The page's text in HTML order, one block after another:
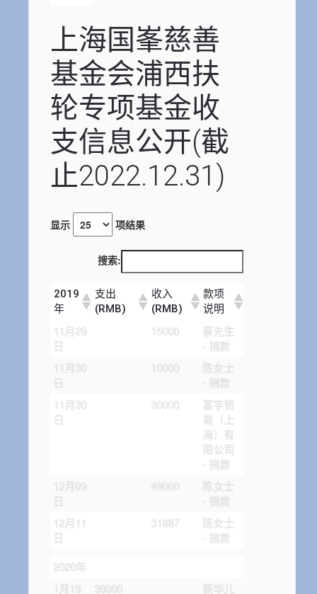
上海国峯慈善
基金会浦西扶
轮专项基金收
支信息公开(截
止2022.12.31)
显示 项结果
搜索:
2019
年
支出
(RMB)
收入
(RMB)
款项
说明
11月29
日
15000
蔡先生
- 捐款
11月30
日
30000
富宇贸
易（上
海）有
限公司
- 捐款
49000
12月11
日
31887
陈女士
- 捐款
2020年